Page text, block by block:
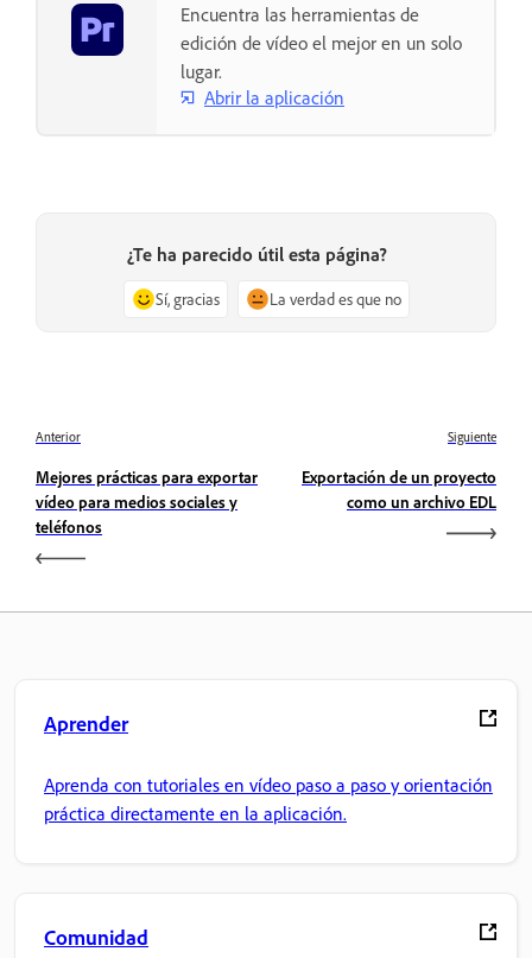
Encuentra las herramientas de
edición de vídeo el mejor en un solo
lugar.
Abrir la aplicación
¿Te ha parecido útil esta página?
Sí, gracias La verdad es que no
Anterior
Mejores prácticas para exportar
vídeo para medios sociales y
teléfonos
Siguiente
Exportación de un proyecto
como un archivo EDL
Aprender
Aprenda con tutoriales en vídeo paso a paso y orientación
práctica directamente en la aplicación.
Comunidad